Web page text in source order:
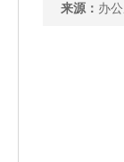
来源： 办
“